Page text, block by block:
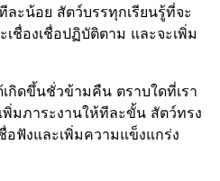
ละน้อย สัตว์บรรทุกเรียนรู้ที่จะ
ชื่องเชื่อปฏิบัติตาม และจะเพิ่ม
กิดขึ้นชั่วข้ามคืน ตราบใดที่เรา
มภาระงานให้ทีละขั้น สัตว์ทรง
ฟังและเพิ่มความแข็งแกร่ง